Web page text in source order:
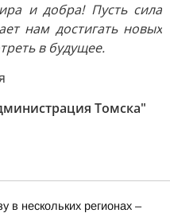
и добра! Пусть сила
нам достигать новых
в будущее.
Томска"
в нескольких регионах –